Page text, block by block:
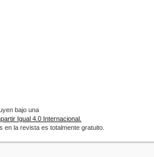
bajo una
Igual 4.0 Internacional.
la revista es totalmente gratuito.